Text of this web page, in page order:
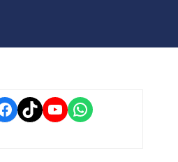
TikTokYouTube
WhatsApp